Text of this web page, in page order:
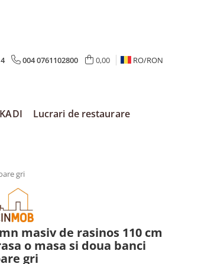
004 0761102800 0,00 RO/RON
Lucrari de restaurare
gri
masiv de rasinos 110 cm
o masa si doua banci
gri